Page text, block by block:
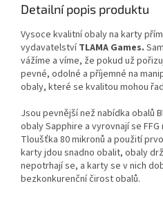
Detailní popis produktu
Vysoce kvalitní obaly na karty
vydavatelství TLAMA Games.
vážíme a víme, že pokud už
pevné, odolné a příjemné na
obaly, které se kvalitou mohou
Jsou pevnější než nabídka obalů
obaly Sapphire a vyrovnají se
Tloušťka 80 mikronů a použití
karty jdou snadno obalit, obaly
nepotrhají se, a karty se v nich
bezkonkurenční čirost obalů.